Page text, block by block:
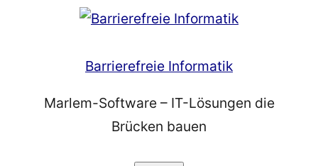
Barrierefreie Informatik
Marlem-Software – IT-Lösungen die
Brücken bauen